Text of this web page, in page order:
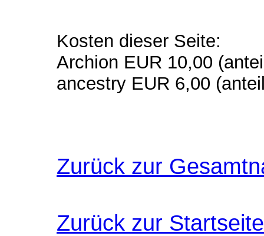
Kosten dieser Seite:
Archion EUR 10,00
ancestry EUR 6,00
Zurück zur
Zurück zur Startseite